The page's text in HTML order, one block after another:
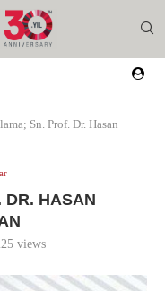
Sn. Prof. Dr. Hasan
DR. HASAN
views